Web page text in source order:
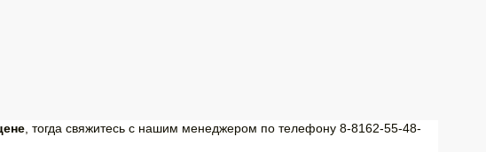
, тогда свяжитесь с нашим менеджером по телефону 8-8162-55-48-